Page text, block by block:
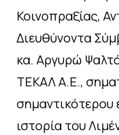
Κοινοπραξίας,
Διευθύνοντα
κα. Αργυρώ
ΤΕΚΑΛ Α.Ε.,
σημαντικότερου
ιστορία του